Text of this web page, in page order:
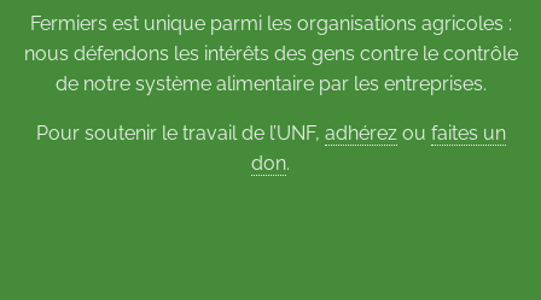
Fermiers est unique parmi les organisations agricoles :
nous défendons les intérêts des gens contre le contrôle
de notre système alimentaire par les entreprises.
Pour soutenir le travail de l’UNF, adhérezou faites un
don.